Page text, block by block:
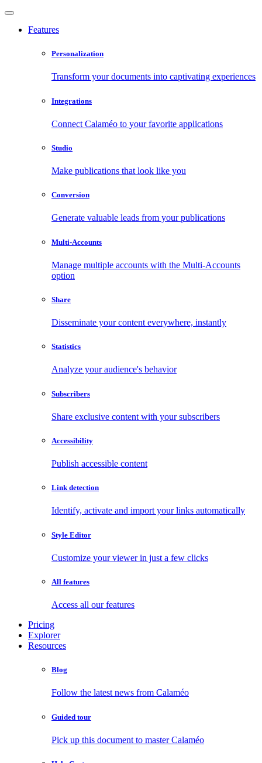
Features
Personalization
Transform your documents into captivating experiences
Integrations
Connect Calaméo to your favorite applications
Studio
Make publications that look like you
Conversion
Generate valuable leads from your publications
Multi-Accounts
Manage multiple accounts with the Multi-Accounts
option
Share
Disseminate your content everywhere, instantly
Statistics
Analyze your audience's behavior
Subscribers
Share exclusive content with your subscribers
Accessibility
Publish accessible content
Link detection
Identify, activate and import your links automatically
Style Editor
Customize your viewer in just a few clicks
All features
Access all our features
Pricing
Explorer
Resources
Blog
Follow the latest news from Calaméo
Guided tour
Pick up this document to master Calaméo